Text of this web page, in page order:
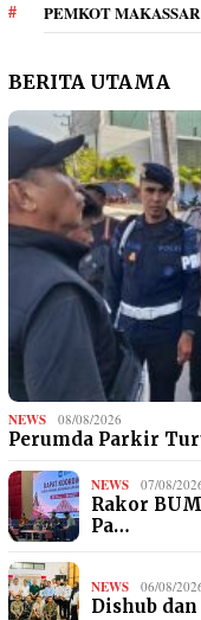
PEMKOT MAKASSAR
BERITA UTAMA
NEWS 08/08/2026
Perumda Parkir
NEWS 07/08/
Rakor
Pa…
NEWS 06/08/
Dishub